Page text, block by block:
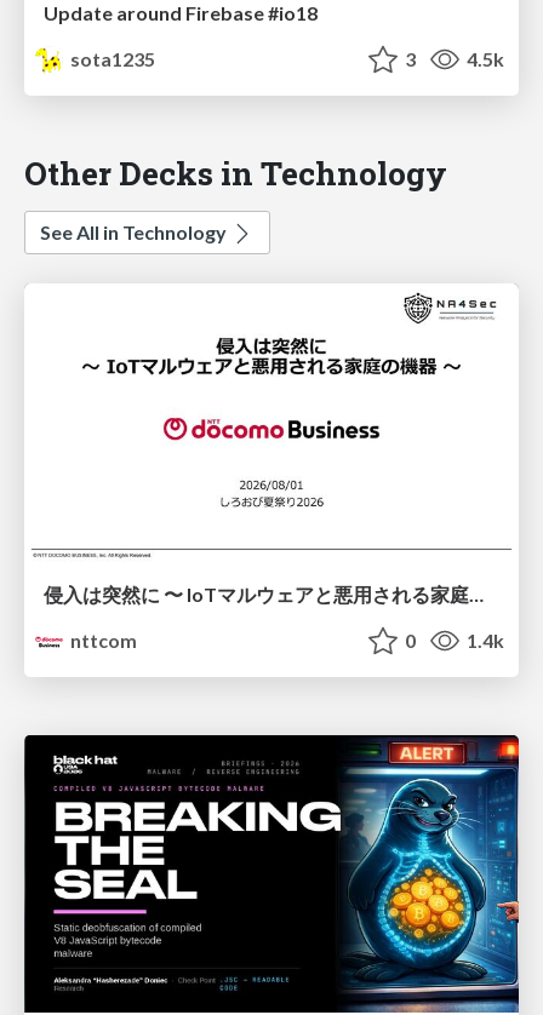
Update around Firebase #io18
sota1235
3 4.5k
Other Decks in Technology
See All in Technology
nttcom
0 1.4k